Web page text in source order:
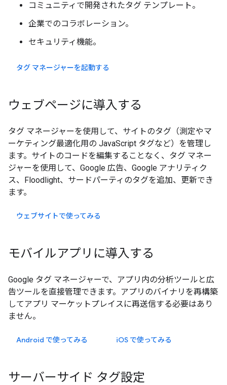
コミュニティで開発されたタグ テンプレート。
企業でのコラボレーション。
セキュリティ機能。
タグ マネージャーを起動する
ウェブページに導入する
タグ マネージャーを使用して、サイトのタグ（測定やマ
ーケティング最適化用の JavaScript タグなど）を管理し
ます。サイトのコードを編集することなく、タグ マネー
ジャーを使用して、Google 広告、Google アナリティク
ス、Floodlight、サードパーティのタグを追加、更新でき
ます。
ウェブサイトで使ってみる
モバイルアプリに導入する
Google タグ マネージャーで、アプリ内の分析ツールと広
告ツールを直接管理できます。アプリのバイナリを再構築
してアプリ マーケットプレイスに再送信する必要はあり
ません。
Android で使ってみる iOS で使ってみる
サーバーサイド タグ設定